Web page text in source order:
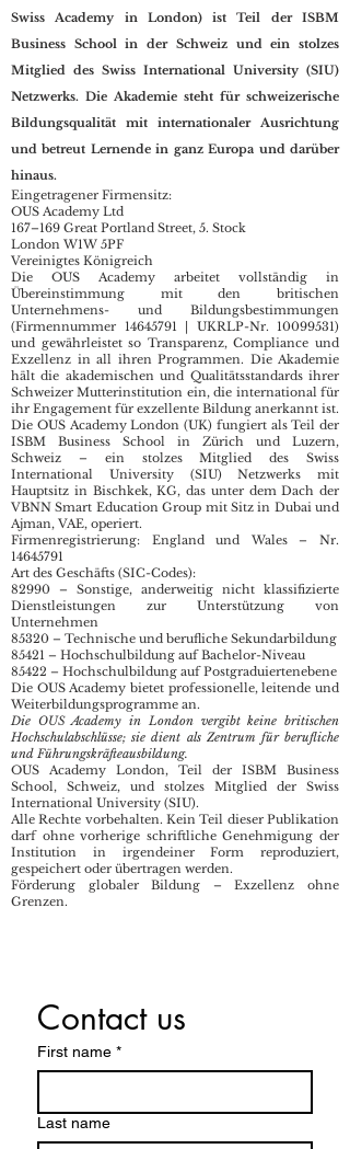
Swiss Academy in London) ist Teil der ISBM
Business School in der Schweiz und ein stolzes
Mitglied des Swiss International University (SIU)
Netzwerks. Die Akademie steht für schweizerische
Bildungsqualität mit internationaler Ausrichtung
und betreut Lernende in ganz Europa und darüber
hinaus.
Eingetragener Firmensitz:
OUS Academy Ltd
167–169 Great Portland Street, 5. Stock
London W1W 5PF
Vereinigtes Königreich
Die OUS Academy arbeitet vollständig in
Übereinstimmung mit den britischen
Unternehmens- und Bildungsbestimmungen
(Firmennummer
14645791 | UKRLP-Nr. 10099531)
und gewährleistet so Transparenz, Compliance und
Exzellenz in all ihren Programmen. Die Akademie
hält die akademischen und Qualitätsstandards ihrer
Schweizer Mutterinstitution ein, die international für
ihr Engagement für exzellente Bildung anerkannt ist.
Die OUS Academy London (UK) fungiert als Teil der
ISBM Business School in Zürich und Luzern,
Schweiz – ein stolzes Mitglied des Swiss
International University (SIU) Netzwerks mit
Hauptsitz in Bischkek, KG, das unter dem Dach der
VBNN Smart Education Group mit Sitz in Dubai und
Ajman, VAE, operiert.
Firmenregistrierung: England und Wales – Nr.
14645791
Art des Geschäfts (SIC-Codes):
82990 – Sonstige, anderweitig nicht klassifizierte
Dienstleistungen zur Unterstützung von
Unternehmen
85320 – Technische und berufliche Sekundarbildung
85421 – Hochschulbildung auf Bachelor-Niveau
85422 – Hochschulbildung auf Postgraduiertenebene
Die OUS Academy bietet professionelle, leitende und
Weiterbildungsprogramme an.
Die OUS Academy in London vergibt keine britischen
Hochschulabschlüsse; sie dient als Zentrum für berufliche
und Führungskräfteausbildung.
OUS Academy London, Teil der ISBM Business
School, Schweiz, und stolzes Mitglied der Swiss
International University (SIU).
Alle Rechte vorbehalten. Kein Teil dieser Publikation
darf ohne vorherige schriftliche Genehmigung der
Institution in irgendeiner Form reproduziert,
gespeichert oder übertragen werden.
Förderung globaler Bildung – Exzellenz ohne
Grenzen.
Contact us
First name *
Last name